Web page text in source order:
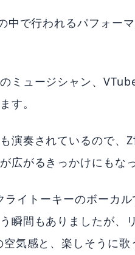
中で行われるパフォー
ミュージシャン、
す。
演奏されている​ので、
広がるきっかけにもな
イトーキーのボーカ
瞬間もありましたが、
気感と、楽しそうに